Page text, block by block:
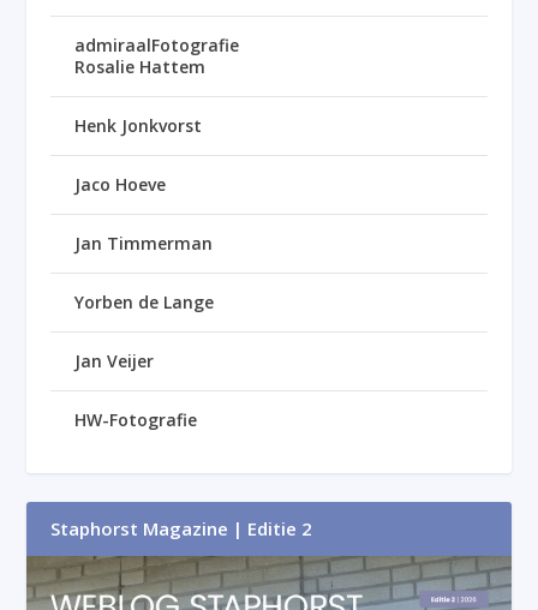
admiraalFotografie
Rosalie Hattem
Henk Jonkvorst
Jaco Hoeve
Jan Timmerman
Yorben de Lange
Jan Veijer
HW-Fotografie
Staphorst Magazine | Editie 2